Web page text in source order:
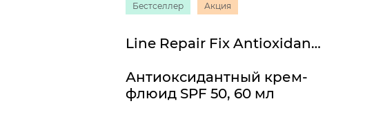
Бестселлер Акция
Line Repair Fix Antioxidant Assist SPF 50
Антиоксидантный крем-
флюид SPF 50, 60 мл